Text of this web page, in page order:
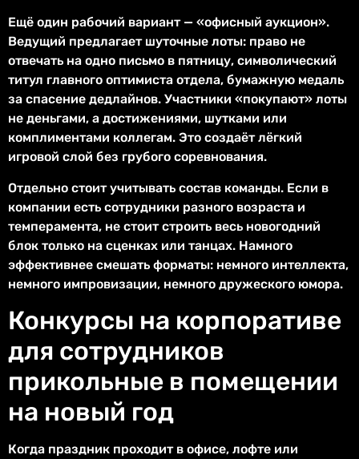
Ещё один рабочий вариант — «офисный аукцион».
Ведущий предлагает шуточные лоты: право не
отвечать на одно письмо в пятницу, символический
титул главного оптимиста отдела, бумажную медаль
за спасение дедлайнов. Участники «покупают» лоты
не деньгами, а достижениями, шутками или
комплиментами коллегам. Это создаёт лёгкий
игровой слой без грубого соревнования.
Отдельно стоит учитывать состав команды. Если в
компании есть сотрудники разного возраста и
темперамента, не стоит строить весь новогодний
блок только на сценках или танцах. Намного
эффективнее смешать форматы: немного интеллекта,
немного импровизации, немного дружеского юмора.
Конкурсы на корпоративе
для сотрудников
прикольные в помещении
на новый год
Когда праздник проходит в офисе, лофте или